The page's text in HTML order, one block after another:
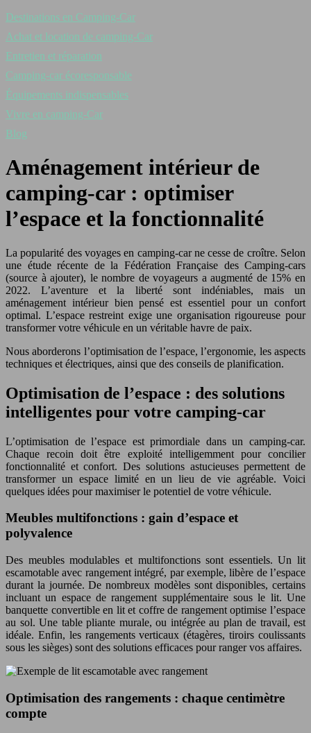
Destinations en Camping-Car
Achat et location de camping-Car
Entretien et réparation
Camping-car écoresponsable
Équipements indispensables
Vivre en camping-Car
Blog
Aménagement intérieur de
camping-car : optimiser
l’espace et la fonctionnalité
La popularité des voyages en camping-car ne cesse de croître. Selon
une étude récente de la Fédération Française des Camping-cars
(source à ajouter), le nombre de voyageurs a augmenté de 15% en
2022. L’aventure et la liberté sont indéniables, mais un
aménagement intérieur bien pensé est essentiel pour un confort
optimal. L’espace restreint exige une organisation rigoureuse pour
transformer votre véhicule en un véritable havre de paix.
Nous aborderons l’optimisation de l’espace, l’ergonomie, les aspects
techniques et électriques, ainsi que des conseils de planification.
Optimisation de l’espace : des solutions
intelligentes pour votre camping-car
L’optimisation de l’espace est primordiale dans un camping-car.
Chaque recoin doit être exploité intelligemment pour concilier
fonctionnalité et confort. Des solutions astucieuses permettent de
transformer un espace limité en un lieu de vie agréable. Voici
quelques idées pour maximiser le potentiel de votre véhicule.
Meubles multifonctions : gain d’espace et
polyvalence
Des meubles modulables et multifonctions sont essentiels. Un lit
escamotable avec rangement intégré, par exemple, libère de l’espace
durant la journée. De nombreux modèles sont disponibles, certains
incluant un espace de rangement supplémentaire sous le lit. Une
banquette convertible en lit et coffre de rangement optimise l’espace
au sol. Une table pliante murale, ou intégrée au plan de travail, est
idéale. Enfin, les rangements verticaux (étagères, tiroirs coulissants
sous les sièges) sont des solutions efficaces pour ranger vos affaires.
Optimisation des rangements : chaque centimètre
compte